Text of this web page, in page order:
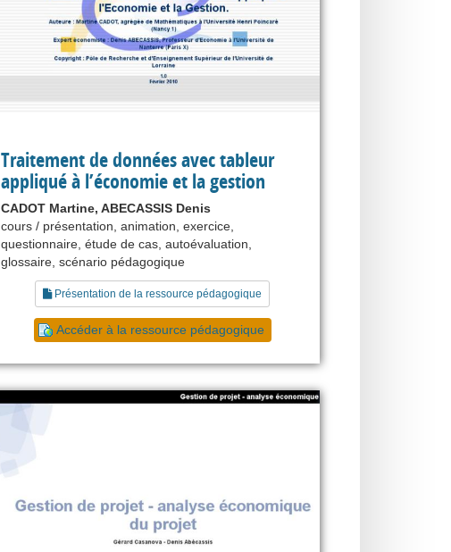
Traitement de données avec tableur
appliqué à l’économie et la gestion
CADOT Martine, ABECASSIS Denis
cours / présentation, animation, exercice,
questionnaire, étude de cas, autoévaluation,
glossaire, scénario pédagogique
Présentation de la ressource pédagogique
Accéder à la ressource pédagogique